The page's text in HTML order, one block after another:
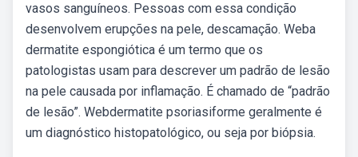
vasos sanguíneos. Pessoas com essa condição
desenvolvem erupções na pele, descamação. Weba
dermatite espongiótica é um termo que os
patologistas usam para descrever um padrão de lesão
na pele causada por inflamação. É chamado de “padrão
de lesão”. Webdermatite psoriasiforme geralmente é
um diagnóstico histopatológico, ou seja por biópsia.